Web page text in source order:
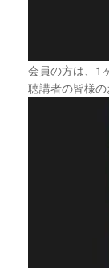
会員の方は、1
聴講者の皆様